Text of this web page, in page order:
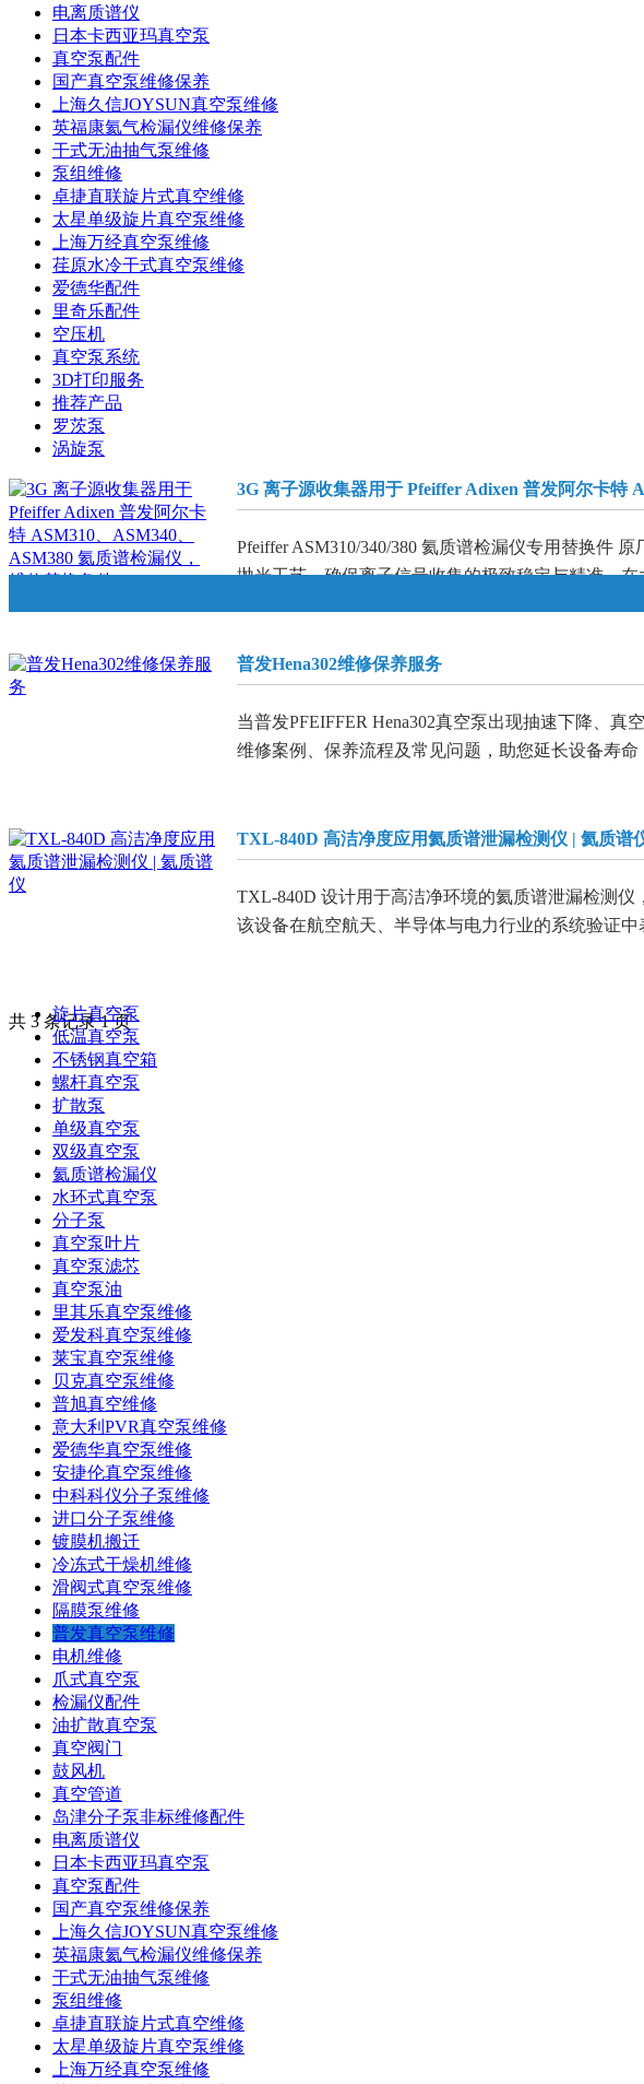
电离质谱仪
日本卡西亚玛真空泵
真空泵配件
国产真空泵维修保养
上海久信JOYSUN真空泵维修
英福康氦气检漏仪维修保养
干式无油抽气泵维修
泵组维修
卓捷直联旋片式真空维修
太星单级旋片真空泵维修
上海万经真空泵维修
荏原水冷干式真空泵维修
爱德华配件
里奇乐配件
空压机
真空泵系统
3D打印服务
推荐产品
罗茨泵
涡旋泵
3G 离子源收集器用于 Pfeiffer Adixen 普发阿尔卡特
Pfeiffer ASM310/340/380 氦质谱检漏仪专用替换件
抛光工艺，确保离子信号收集的极致稳定与精准。
普发Hena302维修保养服务
当普发PFEIFFER Hena302真空泵出现抽速下降、
维修案例、保养流程及常见问题，助您延长设备寿命
TXL-840D 高洁净度应用氦质谱泄漏检测仪 | 氦质谱
TXL-840D 设计用于高洁净环境的氦质谱泄漏检测
该设备在航空航天、半导体与电力行业的系统验证中
共 3 条记录 1 页
旋片真空泵
低温真空泵
不锈钢真空箱
螺杆真空泵
扩散泵
单级真空泵
双级真空泵
氦质谱检漏仪
水环式真空泵
分子泵
真空泵叶片
真空泵滤芯
真空泵油
里其乐真空泵维修
爱发科真空泵维修
莱宝真空泵维修
贝克真空泵维修
普旭真空维修
意大利PVR真空泵维修
爱德华真空泵维修
安捷伦真空泵维修
中科科仪分子泵维修
进口分子泵维修
镀膜机搬迁
冷冻式干燥机维修
滑阀式真空泵维修
隔膜泵维修
普发真空泵维修
电机维修
爪式真空泵
检漏仪配件
油扩散真空泵
真空阀门
鼓风机
真空管道
岛津分子泵非标维修配件
电离质谱仪
日本卡西亚玛真空泵
真空泵配件
国产真空泵维修保养
上海久信JOYSUN真空泵维修
英福康氦气检漏仪维修保养
干式无油抽气泵维修
泵组维修
卓捷直联旋片式真空维修
太星单级旋片真空泵维修
上海万经真空泵维修